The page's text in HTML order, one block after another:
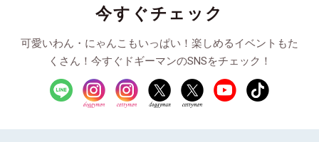
今すぐチェック
可愛いわん・にゃんこもいっぱい！楽しめるイベントもた
くさん！今すぐドギーマンのSNSをチェック！